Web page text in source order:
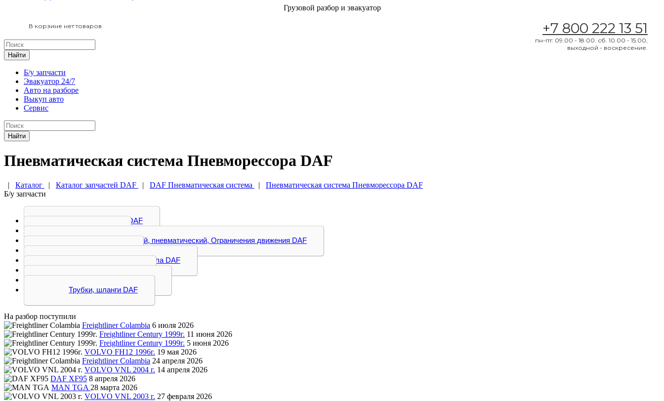
Грузовой разбор и эвакуатор
+7 800 222 13 51
пн-пт: 09.00 - 18.00. сб. 10.00 - 15.00,
выходной - воскресение.
В корзине нет товаров
Найти
Б/у запчасти
Эвакуатор 24/7
Авто на разборе
Выкуп авто
Сервис
Найти
Пневматическая система Пневморессора DAF
| Каталог | Каталог запчастей DAF | DAF Пневматическая система | Пневматическая система Пневморессора DAF
Б/у запчасти
Влагоосушитель DAF
Клапан ускорительный, пневматический, Ограничения движения DAF
Кран защиный, уровня пола DAF
Ресивер воздушный DAF
Трубки, шланги DAF
На разбор поступили
Freightliner Colambia 6 июля 2026
Freightliner Century 1999г. 11 июня 2026
Freightliner Century 1999г. 5 июня 2026
VOLVO FH12 1996г. 19 мая 2026
Freightliner Colambia 24 апреля 2026
VOLVO VNL 2004 г. 14 апреля 2026
DAF XF95 8 апреля 2026
MAN TGA 28 марта 2026
VOLVO VNL 2003 г. 27 февраля 2026